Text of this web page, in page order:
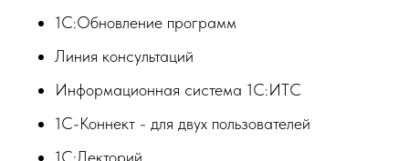
1С:Обновление программ
Линия консультаций
Информационная система 1С:ИТС
1С-Коннект - для двух пользователей